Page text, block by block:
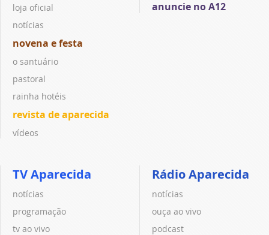
loja oficial
notícias
novena e festa
o santuário
pastoral
rainha hotéis
revista de aparecida
vídeos
anuncie no A12
TV Aparecida
notícias
programação
tv ao vivo
Rádio Aparecida
notícias
ouça ao vivo
podcast